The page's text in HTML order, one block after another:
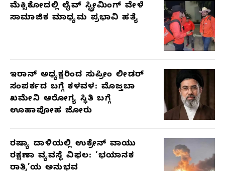
ಮೆಕ್ಸಿಕೋದಲ್ಲಿ ಲೈವ್ ಸ್ಟ್ರೀಮಿಂಗ್ ವೇಳೆ
ಸಾಮಾಜಿಕ ಮಾಧ್ಯಮ ಪ್ರಭಾವಿ ಹತ್ಯೆ
ಇರಾನ್ ಅಧ್ಯಕ್ಷರಿಂದ ಸುಪ್ರೀಂ ಲೀಡರ್
ಸಂಪರ್ಕದ ಬಗ್ಗೆ ಕಳವಳ: ಮೊಜ್ತಬಾ
ಖಮೇನಿ ಆರೋಗ್ಯ ಸ್ಥಿತಿ ಬಗ್ಗೆ
ಊಹಾಪೋಹ ಜೋರು
ರಷ್ಯಾ ದಾಳಿಯಲ್ಲಿ ಉಕ್ರೇನ್ ವಾಯು
ರಕ್ಷಣಾ ವ್ಯವಸ್ಥೆ ವಿಫಲ: ‘ಭಯಾನಕ
ರಾತ್ರಿ’ಯ ಅನುಭವ